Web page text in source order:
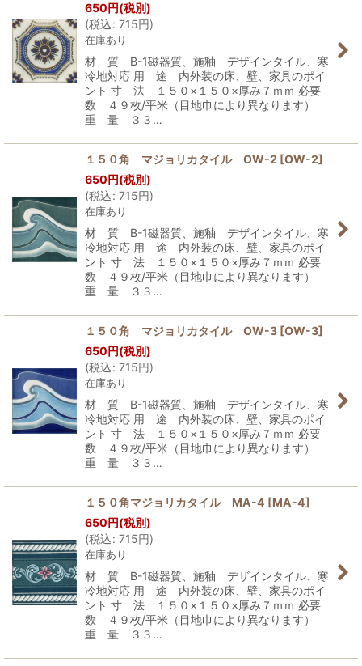
650円(税別)
(税込: 715円)
在庫あり
材 質 B-1磁器質、施釉 デザインタイル、寒
冷地対応 用 途 内外装の床、壁、家具のポイ
ント 寸 法 １５０×１５０×厚み７ｍｍ 必要
数 ４９枚/平米（目地巾により異なります）
重 量 ３３…
１５０角 マジョリカタイル OW-2 [OW-2]
650円(税別)
(税込: 715円)
在庫あり
材 質 B-1磁器質、施釉 デザインタイル、寒
冷地対応 用 途 内外装の床、壁、家具のポイ
ント 寸 法 １５０×１５０×厚み７ｍｍ 必要
数 ４９枚/平米（目地巾により異なります）
重 量 ３３…
１５０角 マジョリカタイル OW-3 [OW-3]
650円(税別)
(税込: 715円)
在庫あり
材 質 B-1磁器質、施釉 デザインタイル、寒
冷地対応 用 途 内外装の床、壁、家具のポイ
ント 寸 法 １５０×１５０×厚み７ｍｍ 必要
数 ４９枚/平米（目地巾により異なります）
重 量 ３３…
１５０角マジョリカタイル MA-4 [MA-4]
650円(税別)
(税込: 715円)
在庫あり
材 質 B-1磁器質、施釉 デザインタイル、寒
冷地対応 用 途 内外装の床、壁、家具のポイ
ント 寸 法 １５０×１５０×厚み７ｍｍ 必要
数 ４９枚/平米（目地巾により異なります）
重 量 ３３…